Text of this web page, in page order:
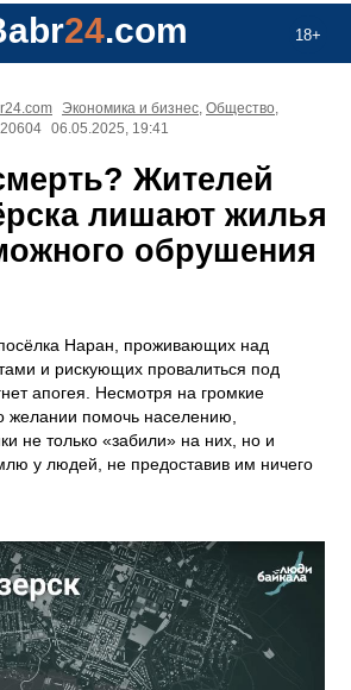
18+
24.com
Экономика и бизнес, Общество,
20604 06.05.2025, 19:41
Жителей
лишают жилья
обрушения
Наран, проживающих над
и рискующих провалиться под
апогея. Несмотря на громкие
желании помочь населению,
не только «забили» на них, но и
у людей, не предоставив им ничего